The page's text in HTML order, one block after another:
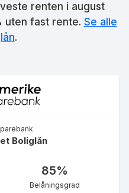
- 3 år
85%
%
renten i august
uten fast rente. Se alle
.
Boliglån
85%
Belåningsgrad